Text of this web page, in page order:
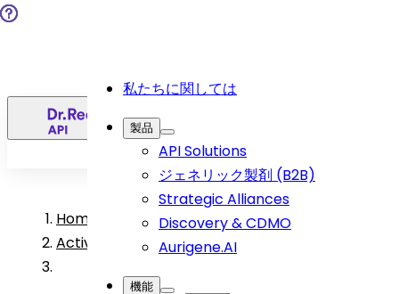
私たちに関しては
製品
API Solutions
ジェネリック製剤 (B2B)
Strategic Alliances
Discovery & CDMO
Aurigene.AI
機能
Home
Active Pharmaceutical Ingredient Products